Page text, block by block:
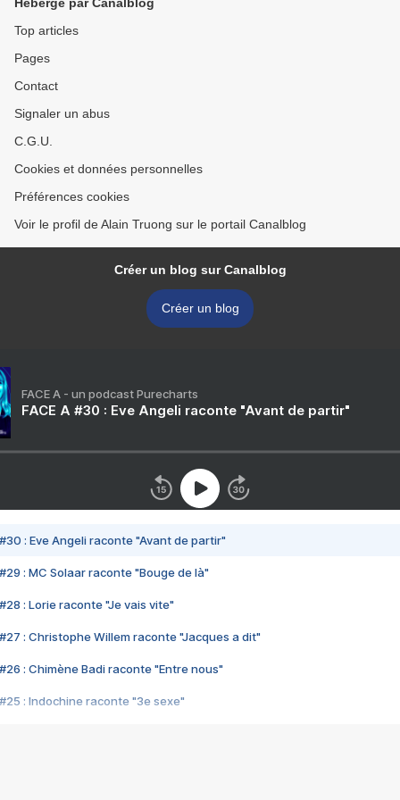
Top articles
Pages
Contact
Signaler un abus
C.G.U.
Cookies et données personnelles
Préférences cookies
Voir le profil de Alain Truong sur le portail Canalblog
Créer un blog sur Canalblog
Créer un blog
FACE A - un podcast Purecharts
FACE A #30 : Eve Angeli raconte "Avant de partir"
#30 : Eve Angeli raconte "Avant de partir"
#29 : MC Solaar raconte "Bouge de là"
#28 : Lorie raconte "Je vais vite"
#27 : Christophe Willem raconte "Jacques a dit"
#26 : Chimène Badi raconte "Entre nous"
#25 : Indochine raconte "3e sexe"